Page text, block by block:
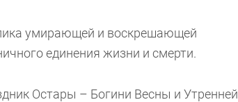
умирающей и воскрешающей
единения жизни и смерти.
Остары – Богини Весны и Утренней